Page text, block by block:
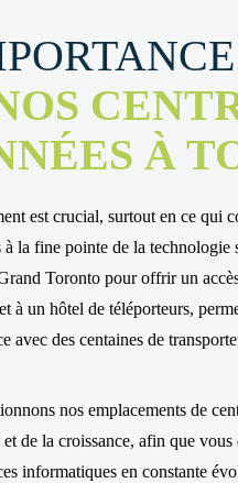
À
est crucial, surtout en ce qui
la fine pointe de la technologie
Toronto pour offrir un
à un hôtel de téléporteurs,
avec des centaines de
nos emplacements de
de la croissance, afin que vous
informatiques en constante